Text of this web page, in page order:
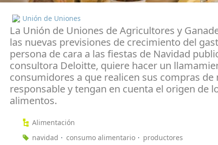
Unión de Uniones
La Unión de Uniones de Agricultores y
las nuevas previsiones de crecimiento del
persona de cara a las fiestas de Navidad
consultora Deloitte, quiere hacer un
consumidores a que realicen sus compras de
responsable y tengan en cuenta el origen de
alimentos.
Alimentación
navidad
consumo alimentario productores